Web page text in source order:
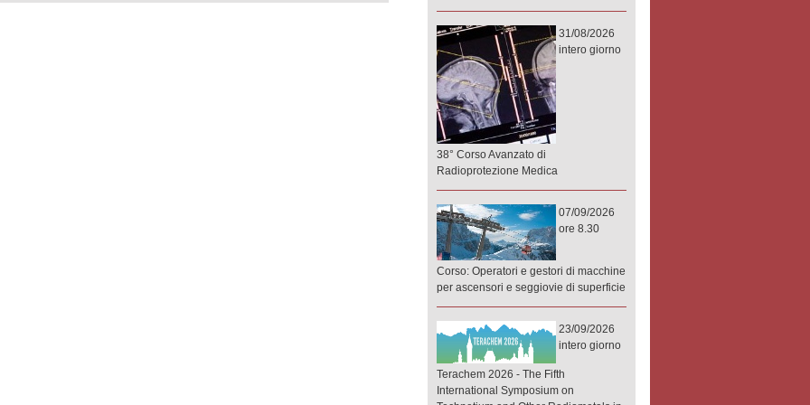
31/08/2026
intero giorno
38° Corso Avanzato di
Radioprotezione Medica
07/09/2026
ore 8.30
Corso: Operatori e gestori di macchine
per ascensori e seggiovie di superficie
23/09/2026
intero giorno
Terachem 2026 - The Fifth
International Symposium on